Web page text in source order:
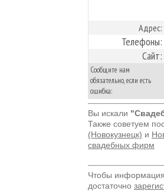
Адрес:
Телефоны:
Сайт:
Сообщите нам
обязательно, если есть
ошибка:
Вы искали
Также советуем
(Новокузнецк) и
свадебных фирм
Чтобы
достаточно